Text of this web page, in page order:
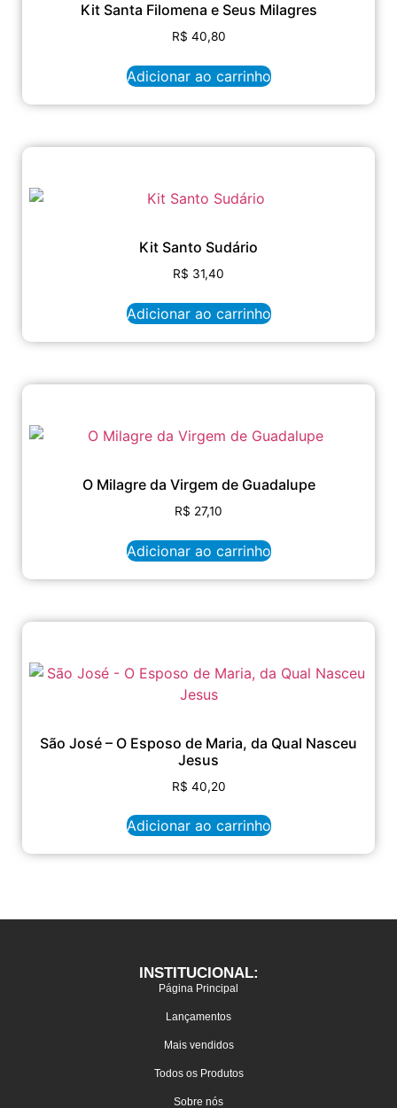
Kit Santa Filomena e Seus Milagres
R$ 40,80
Adicionar ao carrinho
Kit Santo Sudário
R$ 31,40
Adicionar ao carrinho
O Milagre da Virgem de Guadalupe
R$ 27,10
Adicionar ao carrinho
São José – O Esposo de Maria, da Qual Nasceu
Jesus
R$ 40,20
Adicionar ao carrinho
INSTITUCIONAL:
Página Principal
Lançamentos
Mais vendidos
Todos os Produtos
Sobre nós